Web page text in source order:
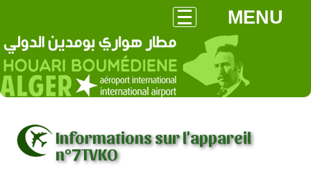
MENU
Informations sur l'appareil
n°7TVKO